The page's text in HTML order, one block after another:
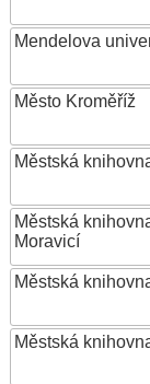
Mendelova
Město Kroměříž
Městská
Městská
Moravicí
Městská
Městská